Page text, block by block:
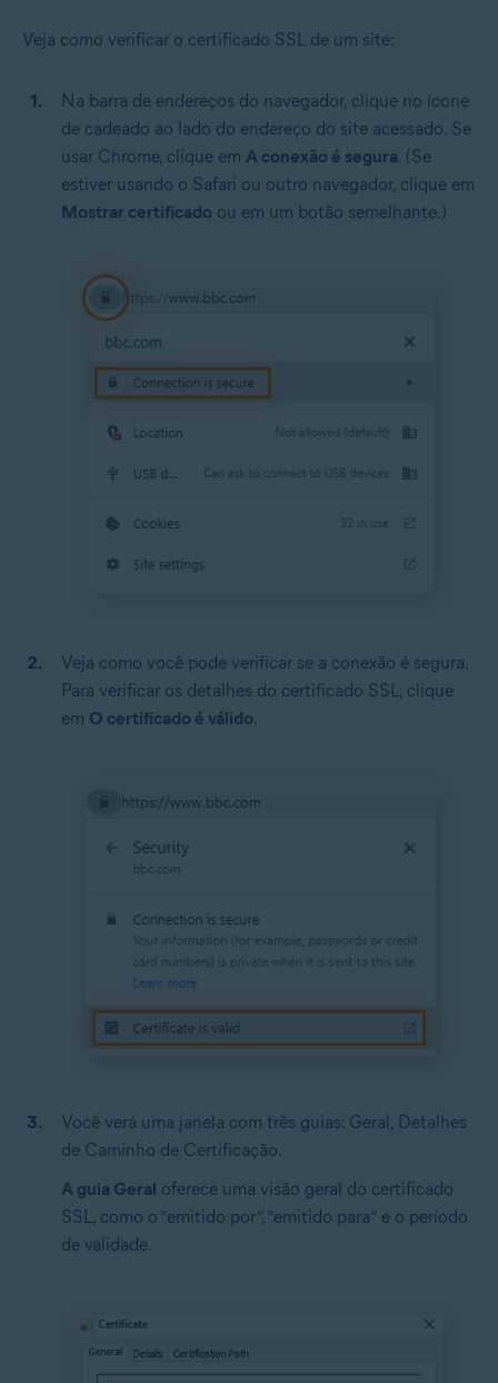
Veja como verificar o certificado SSL de um site:
Na barra de endereços do navegador, clique no ícone
de cadeado ao lado do endereço do site acessado. Se
usar Chrome, clique em A conexão é segura. (Se
estiver usando o Safari ou outro navegador, clique em
Mostrar certificado ou em um botão semelhante.)
Veja como você pode verificar se a conexão é segura.
Para verificar os detalhes do certificado SSL, clique
em O certificado é válido.
Você verá uma janela com três guias: Geral, Detalhes
de Caminho de Certificação.
A guia Geral oferece uma visão geral do certificado
SSL, como o “emitido por”, “emitido para” e o período
de validade.